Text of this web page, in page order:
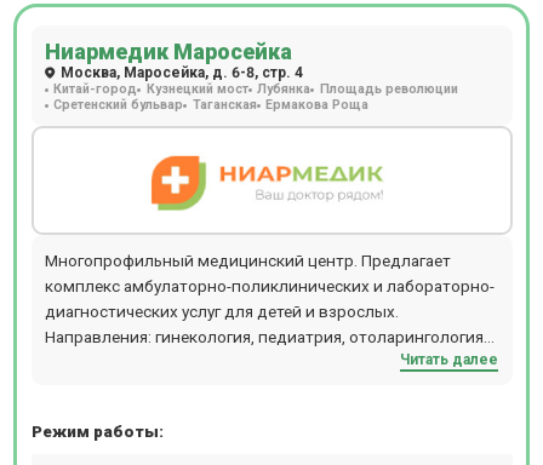
Ниармедик Маросейка
Москва, Маросейка, д. 6-8, стр. 4
Китай-город Кузнецкий мост Лубянка Площадь революции
Сретенский бульвар Таганская Ермакова Роща
Многопрофильный медицинский центр. Предлагает
комплекс амбулаторно-поликлинических и лабораторно-
диагностических услуг для детей и взрослых.
Направления: гинекология, педиатрия, отоларингология
(ЛОР), ультразвуковые исследования (УЗИ), неврология,
Читать далее
Режим работы: